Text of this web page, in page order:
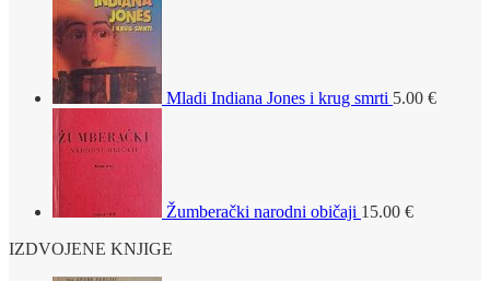
Mladi Indiana Jones i krug smrti 5.00 €
Žumberački narodni običaji 15.00 €
IZDVOJENE KNJIGE